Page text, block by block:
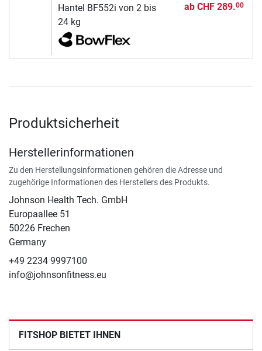
Hantel BF552i von 2 bis
24 kg
ab CHF 289.00
Produktsicherheit
Herstellerinformationen
Zu den Herstellungsinformationen gehören die Adresse und
zugehörige Informationen des Herstellers des Produkts.
Johnson Health Tech. GmbH
Europaallee 51
50226 Frechen
Germany
+49 2234 9997100
info@johnsonfitness.eu
FITSHOP BIETET IHNEN